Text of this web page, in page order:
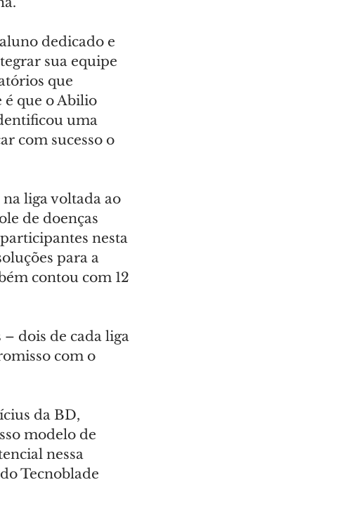
dedicado e
sua equipe
que
é que o Abilio
uma
com sucesso o
liga voltada ao
de doenças
nesta
para a
contou com 12
dois de cada liga
com o
da BD,
modelo de
nessa
Tecnoblade